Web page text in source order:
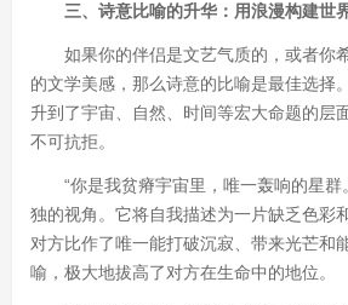
三、诗意比喻的升华：用浪漫构建世
如果你的伴侣是文艺气质的，或者你
的文学美感，那么诗意的比喻是最佳选择
升到了宇宙、自然、时间等宏大命题的层
不可抗拒。
“你是我贫瘠宇宙里，唯一轰响的星群
独的视角。它将自我描述为一片缺乏色彩
对方比作了唯一能打破沉寂、带来光芒和
喻，极大地拔高了对方在生命中的地位。